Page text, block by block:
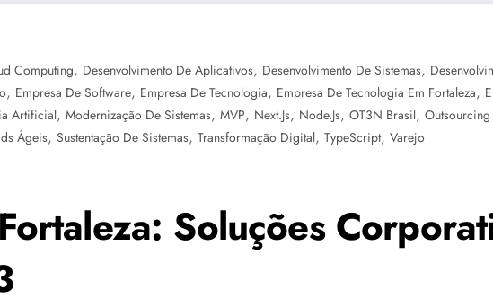
Computing, Desenvolvimento De Aplicativos, Desenvolvimento De Sistemas,
, Empresa De Software, Empresa De Tecnologia, Empresa De Tecnologia Em Fortaleza,
Artificial, Modernização De Sistemas, MVP, Next.js, Node.js, OT3N Brasil, Outsourcing
Ágeis, Sustentação De Sistemas, Transformação Digital, TypeScript, Varejo
Soluções